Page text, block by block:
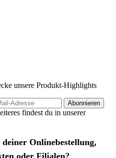
unsere Produkt-Highlights
Abonnieren
findest du in unserer
Onlinebestellung,
oder Filialen?